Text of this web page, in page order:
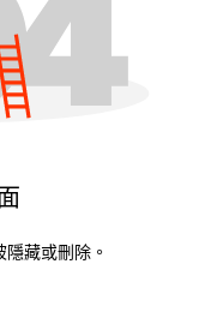
藏或刪除。